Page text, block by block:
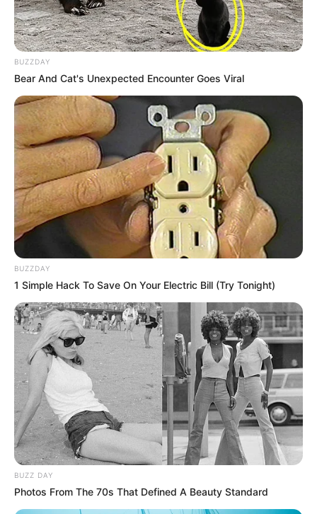
BUZZDAY
Bear And Cat's Unexpected Encounter Goes Viral
BUZZDAY
1 Simple Hack To Save On Your Electric Bill (Try Tonight)
BUZZ DAY
Photos From The 70s That Defined A Beauty Standard